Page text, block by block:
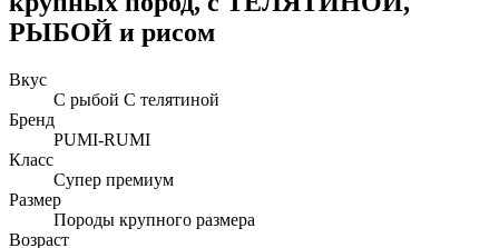
РЫБОЙ и рисом
Вкус
С рыбой С телятиной
Бренд
PUMI-RUMI
Класс
Супер премиум
Размер
Породы крупного размера
Возраст